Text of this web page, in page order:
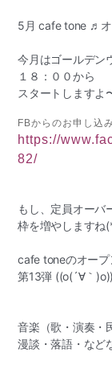
5月 cafe tone ♬オ
今月はゴールデン
１８：００から
スタートしますよ
FBからのお申し込
https://
82/
もし、定員オーバ
枠を増やします
cafe toneのオープ
第13弾 ((o(´∀｀)o))
音楽（歌・演奏・
漫談・落語・など